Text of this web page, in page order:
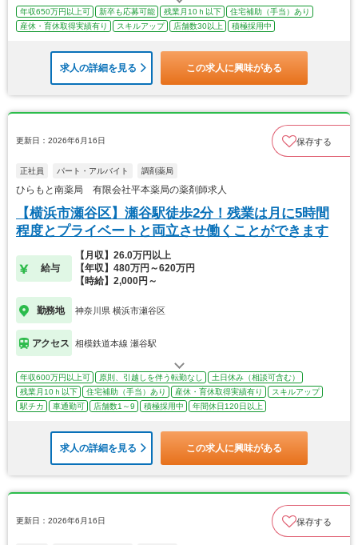
年収650万円以上可 新卒も応募可能 残業月10ｈ以下
住宅補助（手当）あり
産休・育休取得実績有り
スキルアップ 店舗数30以上 積極採用中
求人の詳細を見る この求人に興味がある
更新日：2026年6月16日 保存する
正社員 パート・アルバイト 調剤薬局
ひらもと南薬局 有限会社平本薬局の薬剤師求人
【横浜市瀬谷区】瀬谷駅徒歩2分！残業は月に5時間
程度とプライベートと両立させ働くことができます
給与
【月収】26.0万円以上
【年収】480万円～620万円
【時給】2,000円～
勤務地 神奈川県 横浜市瀬谷区
アクセス 相模鉄道本線 瀬谷駅
年収600万円以上可 原則、引越しを伴う転勤なし
土日休み（相談可含む）
残業月10ｈ以下
住宅補助（手当）あり 産休・育休取得実績有り
スキルアップ
駅チカ
車通勤可 店舗数1～9 積極採用中 年間休日120日以上
求人の詳細を見る この求人に興味がある
更新日：2026年6月16日 保存する